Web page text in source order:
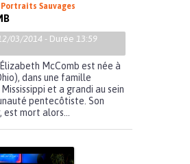
Sauvages
03/2014 - Durée 13:59
McComb est née à
dans une famille
et a grandi au sein
pentecôtiste. Son
mort alors...